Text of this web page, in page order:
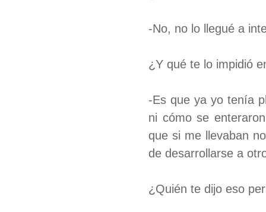
-No, no lo llegué a
¿Y qué te lo impidió
-Es que ya yo tenía
ni cómo se
que si me llevaban
de desarrollarse a
¿Quién te dijo eso